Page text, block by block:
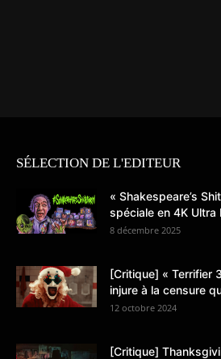
SÉLECTION DE L'EDITEUR
« Shakespeare’s
spéciale en 4K Ultra
8 décembre 2025
[Critique] « Terrifier
injure à la censure
12 octobre 2024
[Critique]